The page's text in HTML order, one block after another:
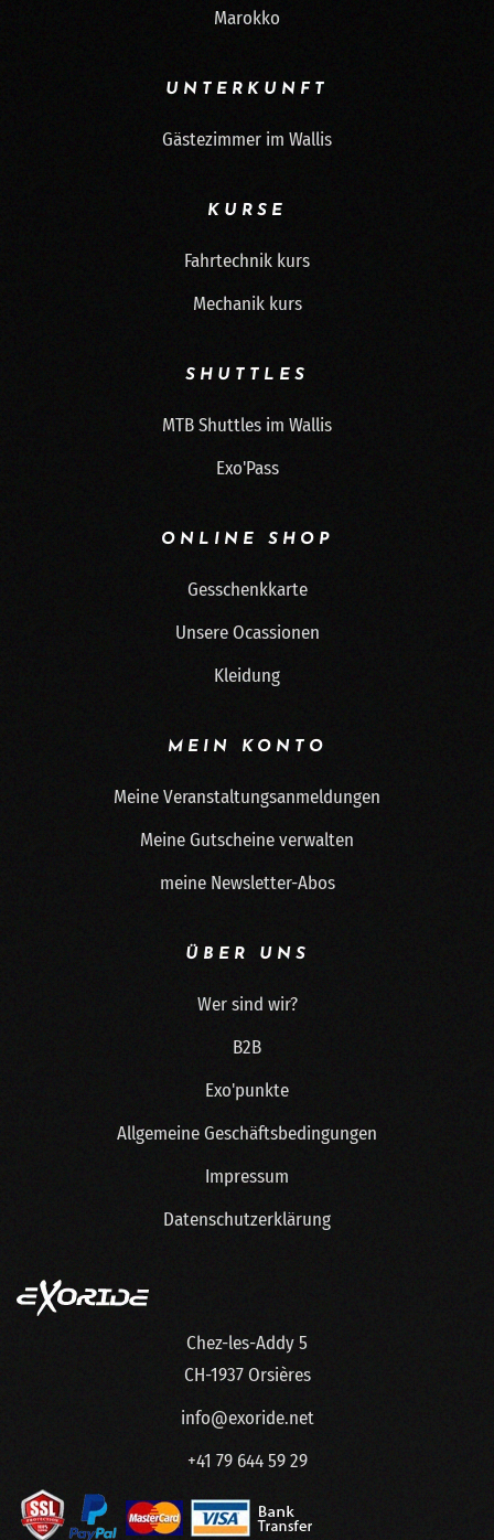
Marokko
UNTERKUNFT
Gästezimmer im Wallis
KURSE
Fahrtechnik kurs
Mechanik kurs
SHUTTLES
MTB Shuttles im Wallis
Exo'Pass
ONLINE SHOP
Gesschenkkarte
Unsere Ocassionen
Kleidung
MEIN KONTO
Meine Veranstaltungsanmeldungen
Meine Gutscheine verwalten
meine Newsletter-Abos
ÜBER UNS
Wer sind wir?
B2B
Exo'punkte
Allgemeine Geschäftsbedingungen
Impressum
Datenschutzerklärung
Chez-les-Addy 5
CH-1937 Orsières
info@exoride.net
+41 79 644 59 29